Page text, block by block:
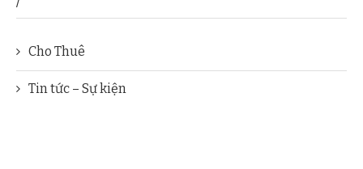
/
Cho Thuê
Tin tức – Sự kiện